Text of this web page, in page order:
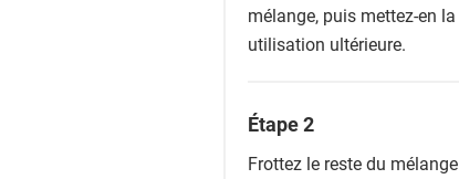
mélange, puis mettez-en
utilisation ultérieure.
Étape 2
Frottez le reste du